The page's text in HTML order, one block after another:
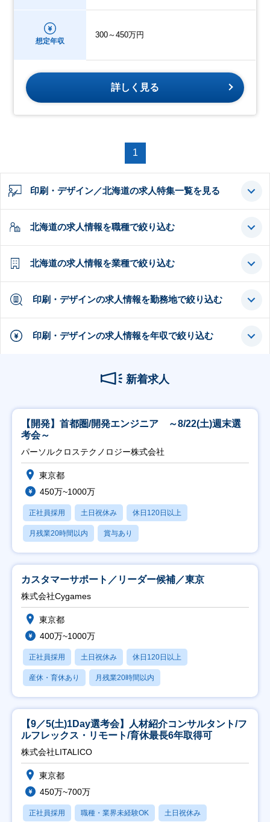
想定年収
300～450万円
詳しく見る
1
印刷・デザイン／北海道の求人特集一覧を見る
北海道の求人情報を職種で絞り込む
北海道の求人情報を業種で絞り込む
印刷・デザインの求人情報を勤務地で絞り込む
印刷・デザインの求人情報を年収で絞り込む
新着求人
【開発】首都圏/開発エンジニア ～8/22(土)週末選
考会～
パーソルクロステクノロジー株式会社
東京都
450万~1000万
正社員採用 土日祝休み 休日120日以上
月残業20時間以内 賞与あり
カスタマーサポート／リーダー候補／東京
株式会社Cygames
東京都
400万~1000万
正社員採用 土日祝休み 休日120日以上
産休・育休あり 月残業20時間以内
【9／5(土)1Day選考会】人材紹介コンサルタント/フ
ルフレックス・リモート/育休最長6年取得可
株式会社LITALICO
東京都
450万~700万
正社員採用 職種・業界未経験OK 土日祝休み